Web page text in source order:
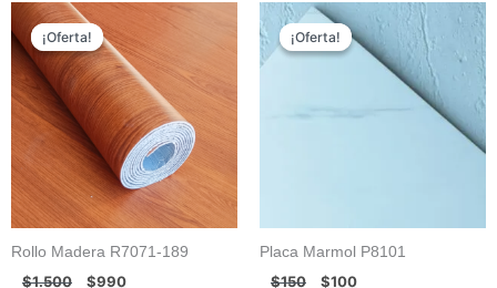
¡Oferta!
¡Oferta!
Rollo Madera R7071-189
$1.500
El
precio
original
era:
$1.500.
$990
El
precio
actual
es:
$990.
¡Oferta!
¡Oferta!
Placa Marmol P8101
$150
El
precio
original
$100
precio
actual
es:
$100.